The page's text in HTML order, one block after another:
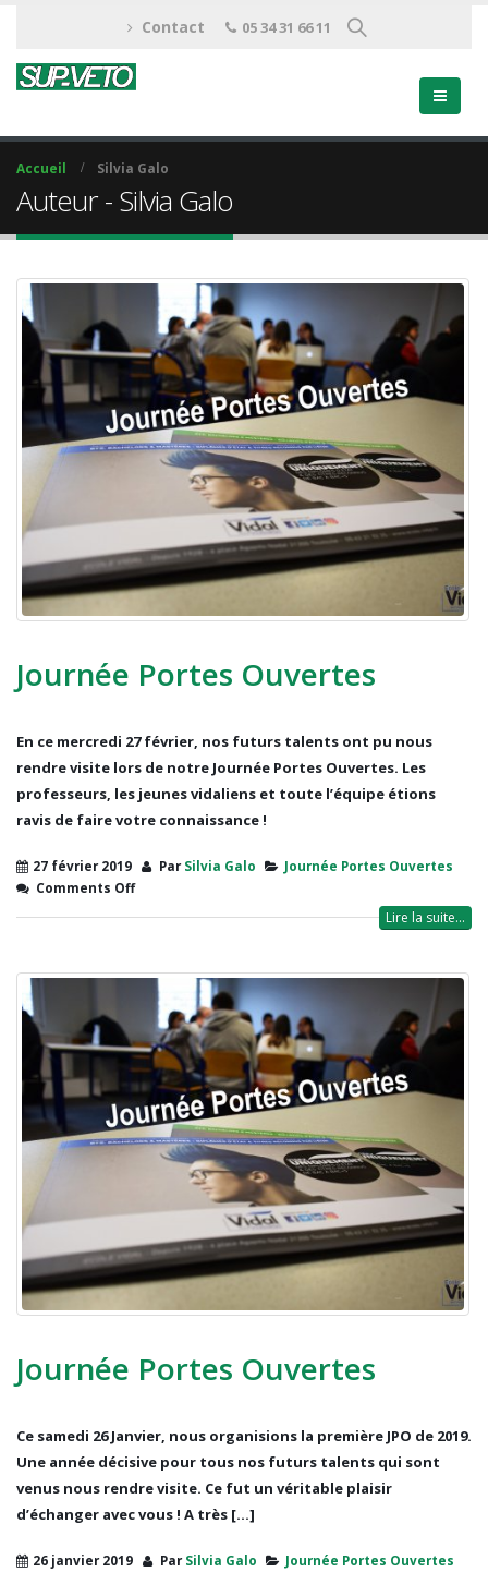
Contact 05 34 31 66 11
Accueil Silvia Galo
Auteur - Silvia Galo
Journée Portes Ouvertes
En ce mercredi 27 février, nos futurs talents ont pu nous
rendre visite lors de notre Journée Portes Ouvertes. Les
professeurs, les jeunes vidaliens et toute l’équipe étions
ravis de faire votre connaissance !
27 février 2019 ParSilvia Galo
Journée Portes Ouvertes
Comments Off
Lire la suite...
Journée Portes Ouvertes
Ce samedi 26 Janvier, nous organisions la première JPO de 2019.
Une année décisive pour tous nos futurs talents qui sont
venus nous rendre visite. Ce fut un véritable plaisir
d’échanger avec vous ! A très [...]
26 janvier 2019 ParSilvia Galo
Journée Portes Ouvertes